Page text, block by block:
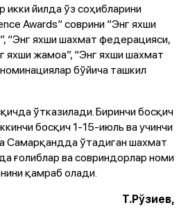
йилда ўз соҳибларини
Awards“ соврини “Энг яхши
“Энг яхши шахмат федерацияси,
яхши жамоа”, “Энг яхши шахмат
бўйича ташкил
ўтказилади. Биринчи босқич
босқич 1-15-июль ва учинчи
Самарқандда ўтадиган шахмат
ғолиблар ва совриндорлар номи
қамраб олади.
Т.Рўзиев,